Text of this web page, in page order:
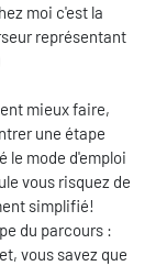
moi c'est la
représentant
mieux faire,
une étape
le mode d'emploi
vous risquez de
simplifié!
du parcours :
vous savez que